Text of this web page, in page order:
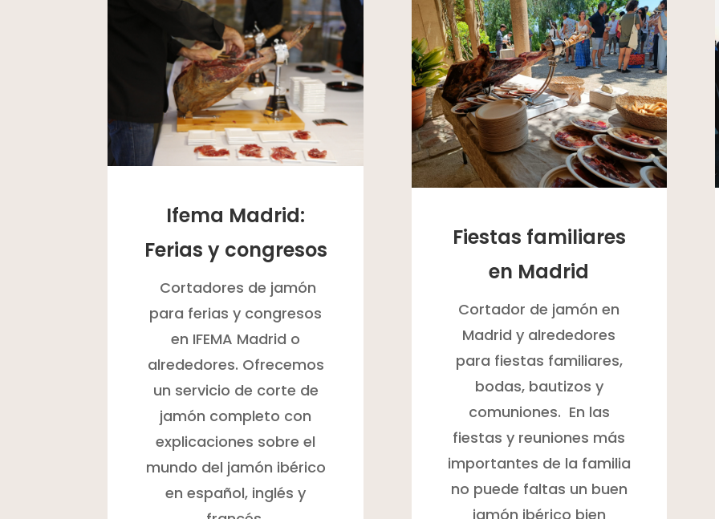
Ifema Madrid:
Ferias y congresos
Cortadores de jamón
para ferias y congresos
en IFEMA Madrid o
alrededores. Ofrecemos
un servicio de corte de
jamón completo con
explicaciones sobre el
mundo del jamón ibérico
en español, inglés y
Fiestas familiares
en Madrid
Cortador de jamón en
Madrid y alrededores
para fiestas familiares,
bodas, bautizos y
comuniones. En las
fiestas y reuniones más
importantes de la familia
no puede faltas un buen
jamón ibérico bien